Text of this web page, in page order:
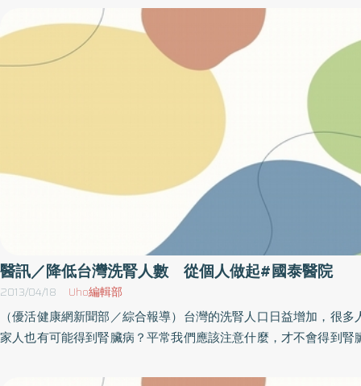
媽精心規劃於活動中教導年輕一代包粽子的技藝傳承，讓參與活
包粽子並帶回家食用。每逢佳節倍思親，為了照顧轄區的獨居長者
家裡，齊聚一堂，活動現場由晚輩們贈送養生粽給現場長輩，讓長
及融入社區活動的樂趣，增強其社會互動，傳遞社會關懷之情。
泰醫院大腸直腸外科張世昌主任及腸癌個案管理師蔡佩君護理師
介紹及治療趨勢」、「大腸直腸癌護理照護」，參加對象為大腸癌
先報名，活動內容日期時間人員設備項目規則流程名額地點辦法
訊息為準，因此參加本活動前請先洽詢主辦單位再做確認，以免臨
當天請自備喝水容器。名稱：北區大腸癌學習營時間：102年5
9：00～12：10地點：國泰人壽大樓（台北市仁愛路4段296號；
敦化站出口3、國泰醫院公車站牌）B1國際會議廳洽詢：02-
醫訊／降低台灣洗腎人數 從個人做起#國泰醫院
2013/04/18 Uho編輯部
（優活健康網新聞部／綜合報導）台灣的洗腎人口日益增加，很多
家人也有可能得到腎臟病？平常我們應該注意什麼，才不會得到腎
臟病呢？有鑑於此，佛光大學、人間文教基金會等單位聯合舉辦